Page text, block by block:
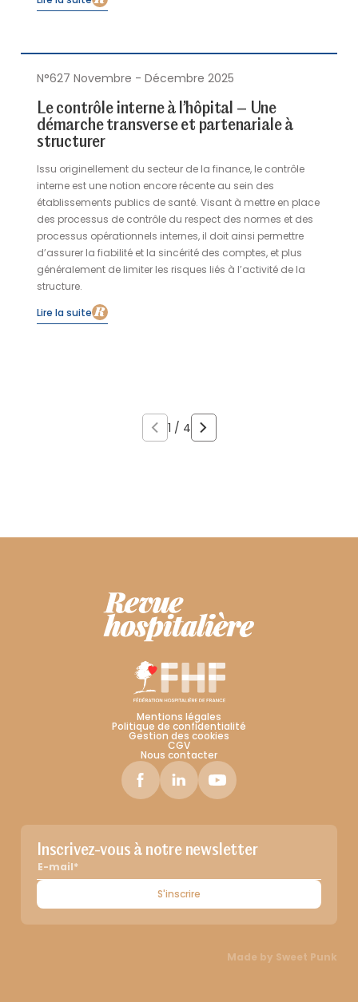
traitement novateur de la mucoviscidose.
N°627 Novembre - Décembre 2025
Le contrôle interne à l’hôpital – Une
démarche transverse et partenariale à
structurer
Issu originellement du secteur de la finance, le contrôle
interne est une notion encore récente au sein des
établissements publics de santé. Visant à mettre en place
des processus de contrôle du respect des normes et des
processus opérationnels internes, il doit ainsi permettre
d’assurer la fiabilité et la sincérité des comptes, et plus
généralement de limiter les risques liés à l’activité de la
structure.
Lire la suite
1 / 4
Mentions légales
Politique de confidentialité
Gestion des cookies
CGV
Nous contacter
Inscrivez-vous à notre newsletter
S'inscrire
Made by Sweet Punk